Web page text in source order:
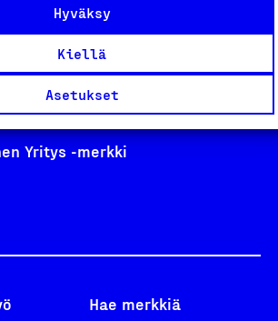
Hyväksy
Kiellä
Asetukset
Yritys -merkki
Hae merkkiä